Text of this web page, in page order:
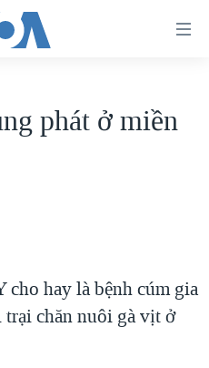
phát ở miền
cho hay là bệnh cúm gia
chăn nuôi gà vịt ở